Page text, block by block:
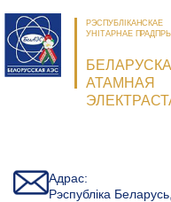
РЭСПУБЛІКАНСКАЕ
УНІТАРНАЕ
АТАМНАЯ
Адрас:
Рэспубліка